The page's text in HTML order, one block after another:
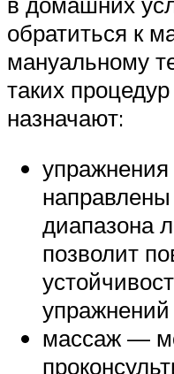
обратиться к
мануальному
таких
назначают:
диапазона
позволит
упражнений
массаж —